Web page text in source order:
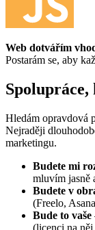
Web dotvářím
Postarám se, aby
Spolupráce,
Hledám opravdová
Nejraději
marketingu.
Budete mi
mluvím jasně
Budete v
(Freelo,
Bude to vaše
(licenci na